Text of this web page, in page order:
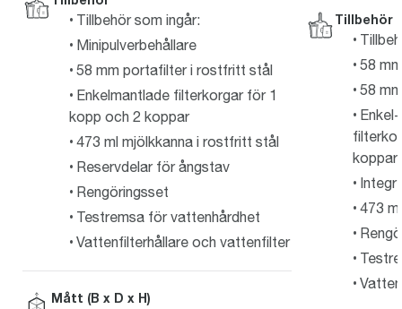
Tillbehör som ingår:
Minipulverbehållare
58 mm portafilter i rostfritt stål
Enkelmantlade filterkorgar för 1
kopp och 2 koppar
473 ml mjölkkanna i rostfritt stål
Reservdelar för ångstav
Rengöringsset
Testremsa för vattenhårdhet
Vattenfilterhållare och vattenfilter
Mått (B x D x H)
Tillbehör
58
58
koppar
473